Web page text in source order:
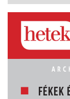
FÉKEK